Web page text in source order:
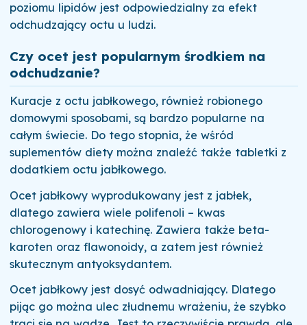
poziomu lipidów jest odpowiedzialny za efekt
odchudzający octu u ludzi.
Czy ocet jest popularnym środkiem na
odchudzanie?
Kuracje z octu jabłkowego, również robionego
domowymi sposobami, są bardzo popularne na
całym świecie. Do tego stopnia, że wśród
suplementów diety można znaleźć także tabletki z
dodatkiem octu jabłkowego.
Ocet jabłkowy wyprodukowany jest z jabłek,
dlatego zawiera wiele polifenoli – kwas
chlorogenowy i katechinę. Zawiera także beta-
karoten oraz flawonoidy, a zatem jest również
skutecznym antyoksydantem.
Ocet jabłkowy jest dosyć odwadniający. Dlatego
pijąc go można ulec złudnemu wrażeniu, że szybko